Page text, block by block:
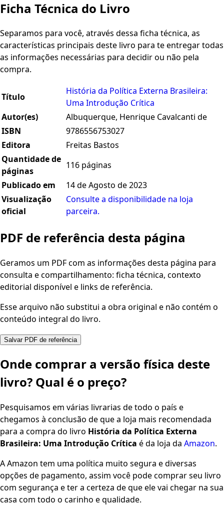
Ficha Técnica do Livro
Separamos para você, através dessa ficha técnica, as
características principais deste livro para te entregar todas
as informações necessárias para decidir ou não pela
compra.
Título
História da Política Externa Brasileira:
Uma Introdução Crítica
Autor(es)
Albuquerque, Henrique Cavalcanti de
ISBN
9786556753027
Editora
Freitas Bastos
Quantidade de
páginas
116 páginas
Publicado em
14 de Agosto de 2023
Visualização
oficial
Consulte a disponibilidade na loja
parceira.
PDF de referência desta página
Geramos um PDF com as informações desta página para
consulta e compartilhamento: ficha técnica, contexto
editorial disponível e links de referência.
Esse arquivo não substitui a obra original e não contém o
conteúdo integral do livro.
Salvar PDF de referência
Onde comprar a versão física deste
livro? Qual é o preço?
Pesquisamos em várias livrarias de todo o país e
chegamos à conclusão de que a loja mais recomendada
para a compra do livro História da Política Externa
Brasileira: Uma Introdução Crítica é da loja da Amazon.
A Amazon tem uma política muito segura e diversas
opções de pagamento, assim você pode comprar seu livro
com segurança e ter a certeza de que ele vai chegar na sua
casa com todo o carinho e qualidade.